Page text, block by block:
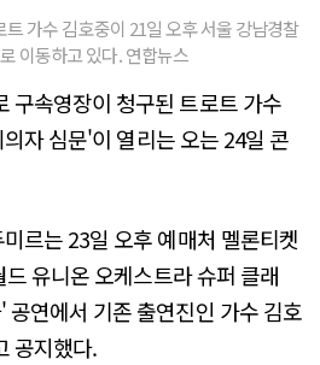
가수 김호중이 21일 오후 서울 강남경찰
이동하고 있다. 연합뉴스
구속영장이 청구된 트로트 가수
자 심문'이 열리는 오는 24일 콘
르는 23일 오후 예매처 멜론티켓
유니온 오케스트라 슈퍼 클래
공연에서 기존 출연진인 가수 김호
공지했다.